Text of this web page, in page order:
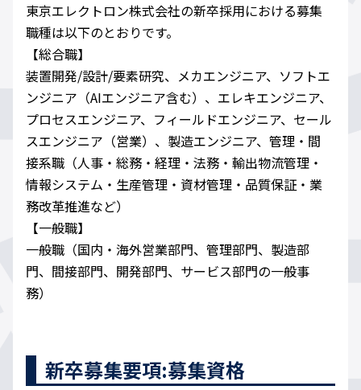
東京エレクトロン株式会社の新卒採用における募集
職種は以下のとおりです。
【総合職】
装置開発/設計/要素研究、メカエンジニア、ソフトエ
ンジニア（AIエンジニア含む）、エレキエンジニア、
プロセスエンジニア、フィールドエンジニア、セール
スエンジニア（営業）、製造エンジニア、管理・間
接系職（人事・総務・経理・法務・輸出物流管理・
情報システム・生産管理・資材管理・品質保証・業
務改革推進など）
【一般職】
一般職（国内・海外営業部門、管理部門、製造部
門、間接部門、開発部門、サービス部門の一般事
務）
新卒募集要項:募集資格